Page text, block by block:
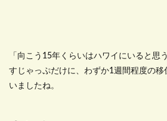
「向こう 15年くらいはハワイにいると思
すじゃっぷだけに、わずか1週間程度の移
いましたね。